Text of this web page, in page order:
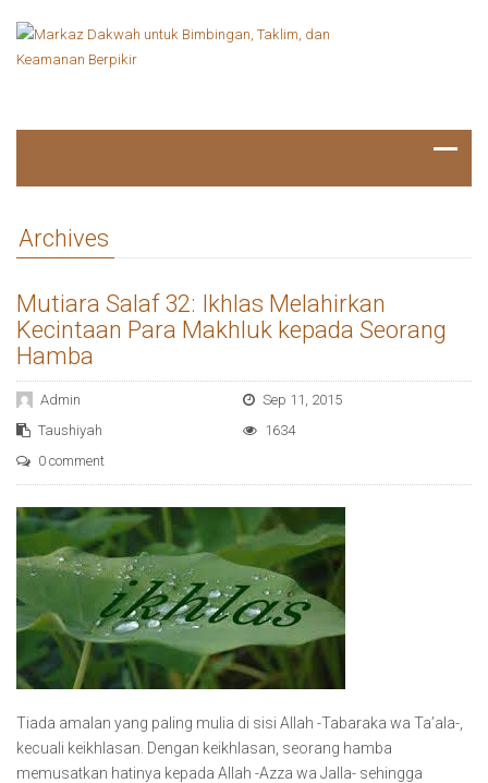
Archives
Mutiara Salaf 32: Ikhlas Melahirkan
Kecintaan Para Makhluk kepada Seorang
Hamba
Admin
Sep 11, 2015
Taushiyah
1634
0 comment
Tiada amalan yang paling mulia di sisi Allah -Tabaraka wa Ta’ala-,
kecuali keikhlasan. Dengan keikhlasan, seorang hamba
memusatkan hatinya kepada Allah -Azza wa Jalla- sehingga